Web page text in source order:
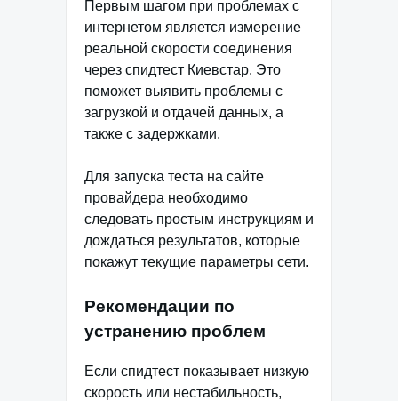
Первым шагом при проблемах с
интернетом является измерение
реальной скорости соединения
через спидтест Киевстар. Это
поможет выявить проблемы с
загрузкой и отдачей данных, а
также с задержками.
Для запуска теста на сайте
провайдера необходимо
следовать простым инструкциям и
дождаться результатов, которые
покажут текущие параметры сети.
Рекомендации по
устранению проблем
Если спидтест показывает низкую
скорость или нестабильность,